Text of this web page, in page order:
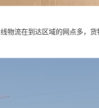
物流在到达区域的网点多，